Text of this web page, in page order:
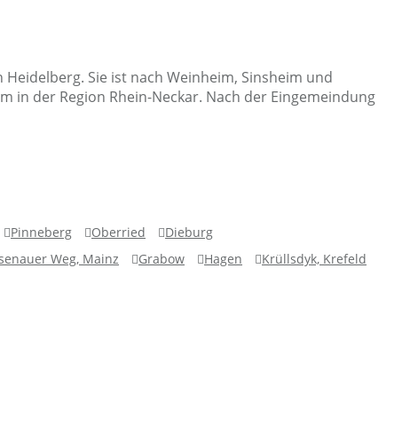
Sie ist nach Weinheim, Sinsheim und
der Region Rhein-Neckar. Nach der Eingemeindung
Pinneberg Oberried
Dieburg
Weg, Mainz Grabow Hagen
Krüllsdyk, Krefeld